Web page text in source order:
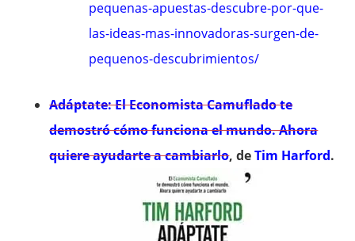
pequenas-apuestas-descubre-por-que-
las-ideas-mas-innovadoras-surgen-de-
pequenos-descubrimientos/
Adáptate: El Economista Camuflado te
demostró cómo funciona el mundo. Ahora
quiere ayudarte a cambiarlo, deTim Harford.